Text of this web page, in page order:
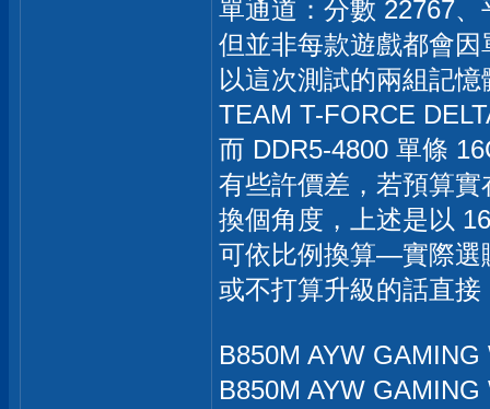
單通道：分數 22767
但並非每款遊戲都會
以這次測試的兩組記
TEAM T-FORCE
而 DDR5-4800 單條
有些許價差，若預算
換個角度，上述是以
可依比例換算—實際選
或不打算升級的話直
B850M AYW
B850M AYW